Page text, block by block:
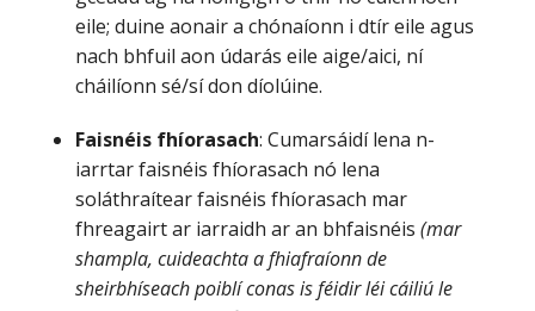
eile; duine aonair a chónaíonn i dtír eile agus
nach bhfuil aon údarás eile aige/aici, ní
cháilíonn sé/sí don díolúine.
Faisnéis fhíorasach: Cumarsáidí lena n-
iarrtar faisnéis fhíorasach nó lena
soláthraítear faisnéis fhíorasach mar
fhreagairt ar iarraidh ar an bhfaisnéis (mar
shampla, cuideachta a fhiafraíonn de
sheirbhíseach poiblí conas is féidir léi cáiliú le